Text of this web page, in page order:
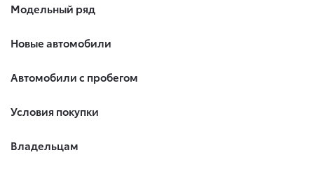
Модельный ряд
Новые автомобили
Автомобили с пробегом
Условия покупки
Владельцам